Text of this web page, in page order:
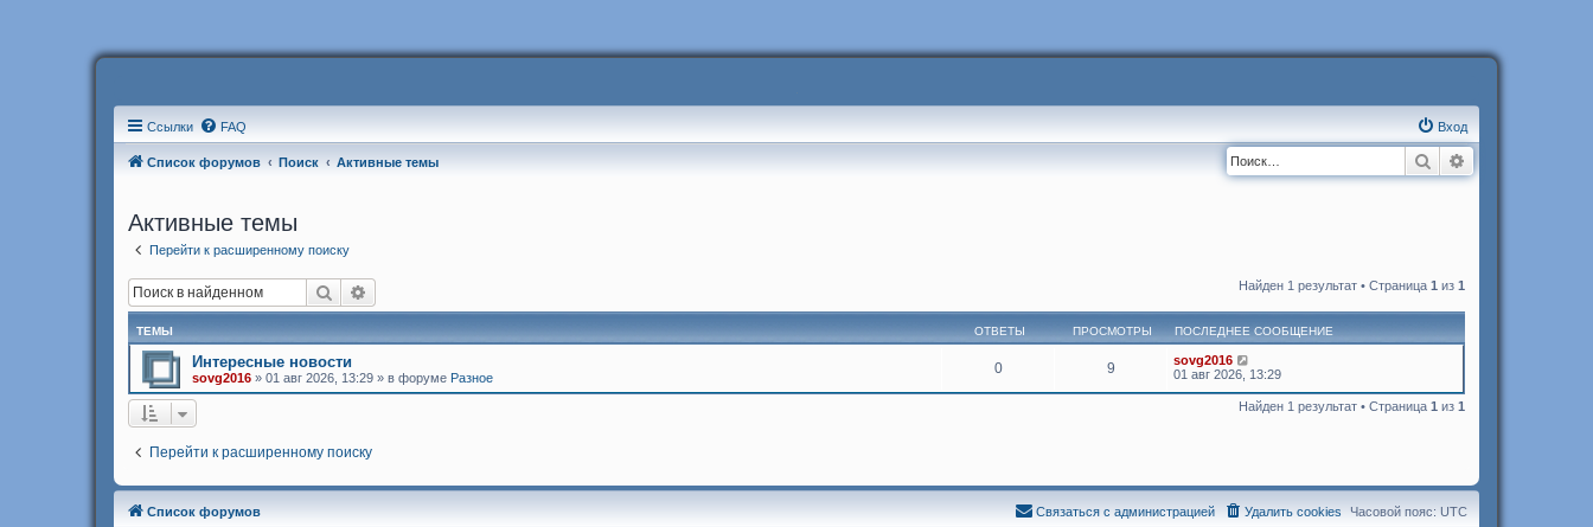
Ссылки FAQ Вход
Список форумов Поиск Активные темы Поиск
Активные темы
Перейти к расширенному поиску
Поиск Найден 1 результат • Страница 1 из 1
ТЕМЫ ОТВЕТЫ ПРОСМОТРЫ ПОСЛЕДНЕЕ СООБЩЕНИЕ
Интересные новости
sovg2016 » 01 авг 2026, 13:29 » в форуме Разное
0 9
sovg2016
01 авг 2026, 13:29
Найден 1 результат • Страница 1 из 1
Перейти к расширенному поиску
Список форумов Часовой пояс: UTC
Удалить cookies
Связаться с администрацией